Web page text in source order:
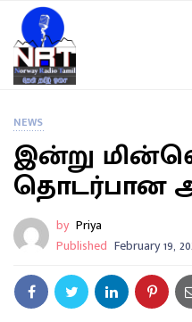
NEWS
இன்று
தொடர்பான
by Priya
Published February 19,